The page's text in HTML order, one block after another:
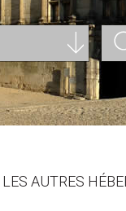
LES AUTRES